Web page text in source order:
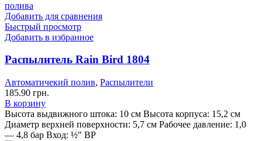
Добавить для сравнения
Быстрый просмотр
Добавить в избранное
Распылитель Rain Bird 1804
Автоматичекий полив, Распылители
185.90 грн.
В корзину
Высота выдвижного штока: 10 см Высота корпуса: 15,2 см
Диаметр верхней поверхности: 5,7 см Рабочее давление: 1,0
— 4,8 бар Вход: ½″ ВР